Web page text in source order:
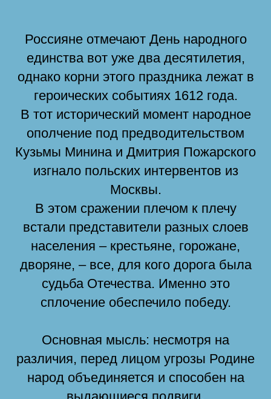
Россияне отмечают День народного
единства вот уже два десятилетия,
однако корни этого праздника лежат в
героических событиях 1612 года.
В тот исторический момент народное
ополчение под предводительством
Кузьмы Минина и Дмитрия Пожарского
изгнало польских интервентов из
Москвы.
В этом сражении плечом к плечу
встали представители разных слоев
населения – крестьяне, горожане,
дворяне, – все, для кого дорога была
судьба Отечества. Именно это
сплочение обеспечило победу.
Основная мысль: несмотря на
различия, перед лицом угрозы Родине
народ объединяется и способен на